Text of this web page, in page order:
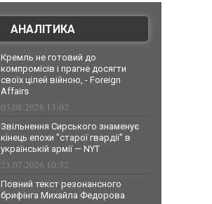
АНАЛІТИКА
Кремль не готовий до
компромісів і прагне досягти
своїх цілей війною, - Foreign
Affairs
03.08.2026 13:02
Звільнення Сирського знаменує
кінець епохи "старої гвардії" в
українській армії — NYT
23.07.2026 10:32
Повний текст резонансного
брифінга Михайла Федорова